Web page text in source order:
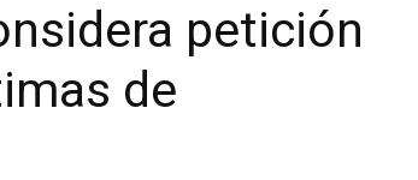
petición
de